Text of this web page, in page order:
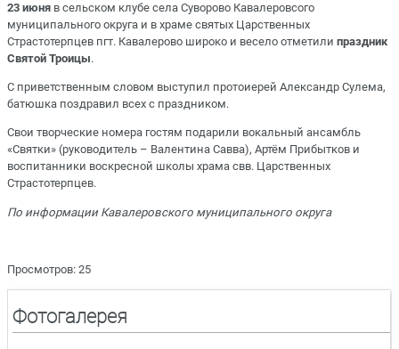
23 июня в сельском клубе села Суворово Кавалеровсого
муниципального округа и в храме святых Царственных
Страстотерпцев пгт. Кавалерово широко и весело отметили праздник
Святой Троицы.
С приветственным словом выступил протоиерей Александр Сулема,
батюшка поздравил всех с праздником.
Свои творческие номера гостям подарили вокальный ансамбль
«Святки» (руководитель – Валентина Савва), Артём Прибытков и
воспитанники воскресной школы храма свв. Царственных
Страстотерпцев.
По информации Кавалеровского муниципального округа
Просмотров: 25
Фотогалерея